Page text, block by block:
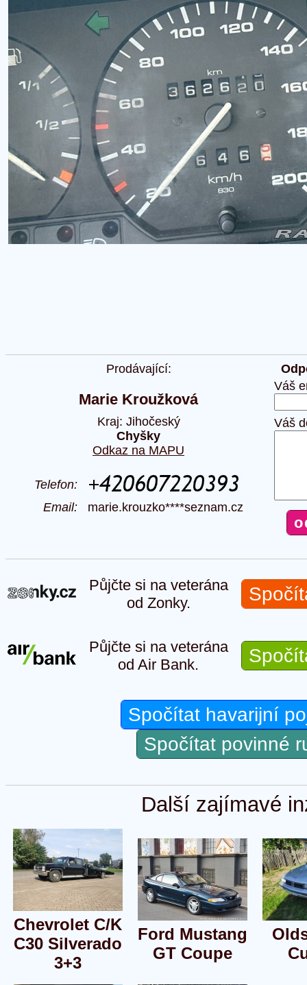
Prodávající:
Marie Kroužková
Kraj: Jihočeský
Chyšky
Odkaz na MAPU
Telefon:
Email: marie.krouzko****seznam.cz
Váš
Váš
Půjčte si na veterána
od Zonky.
Půjčte si na veterána
od Air Bank.
Spočítat havarijní
Spočítat povinné
Další zajímavé
Chevrolet C/K
C30 Silverado
3+3
Ford Mustang
GT Coupe